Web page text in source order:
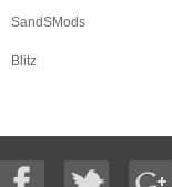
SandSMods
Blitz